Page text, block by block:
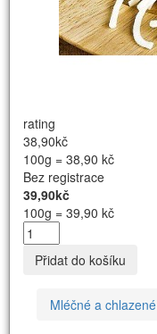
rating
38,90kč
100g = 38,90 kč
Bez registrace
39,90kč
100g = 39,90 kč
Přidat do košíku
Mléčné a chlazené